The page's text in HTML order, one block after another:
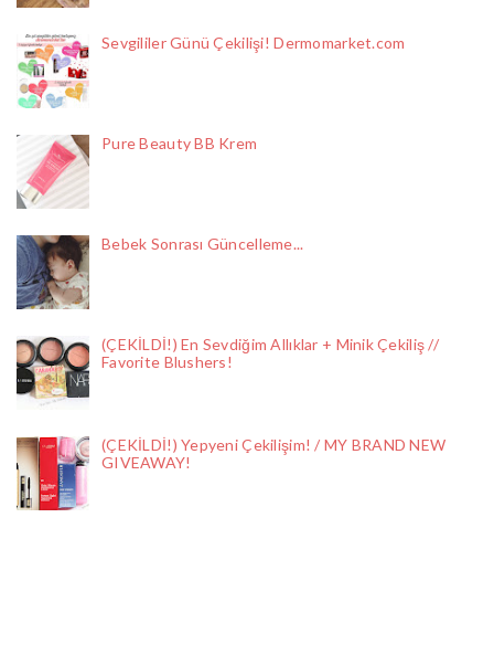
Sevgililer Günü Çekilişi! Dermomarket.com
Pure Beauty BB Krem
Bebek Sonrası Güncelleme...
(ÇEKİLDİ!) En Sevdiğim Allıklar + Minik Çekiliş //
Favorite Blushers!
(ÇEKİLDİ!) Yepyeni Çekilişim! / MY BRAND NEW
GIVEAWAY!